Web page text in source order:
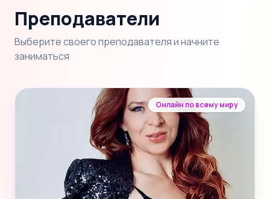
Преподаватели
Выберите своего преподавателя и начните
заниматься
Онлайн по всему миру